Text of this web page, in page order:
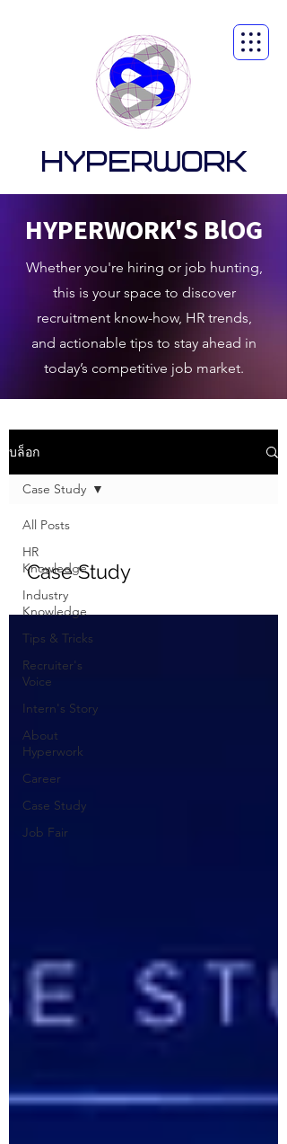
HYPERWORK
HYPERWORK'S BlOG
Whether you're hiring or job hunting,
this is your space to discover
recruitment know-how, HR trends,
and actionable tips to stay ahead in
today’s competitive job market.
บล็อก
All Posts
HR
Knowledge
Industry
Knowledge
Tips & Tricks
Recruiter's
Voice
Intern's Story
About
Hyperwork
Career
Case Study
Job Fair
Case Study
Case Study